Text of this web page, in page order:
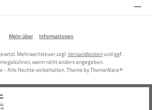
Mehr über Informationen
Mehrwertsteuer zzgl.Versandkostenund ggf.
wenn nicht anders angegeben.
- Alle Rechte vorbehalten. Theme byThemeWare®